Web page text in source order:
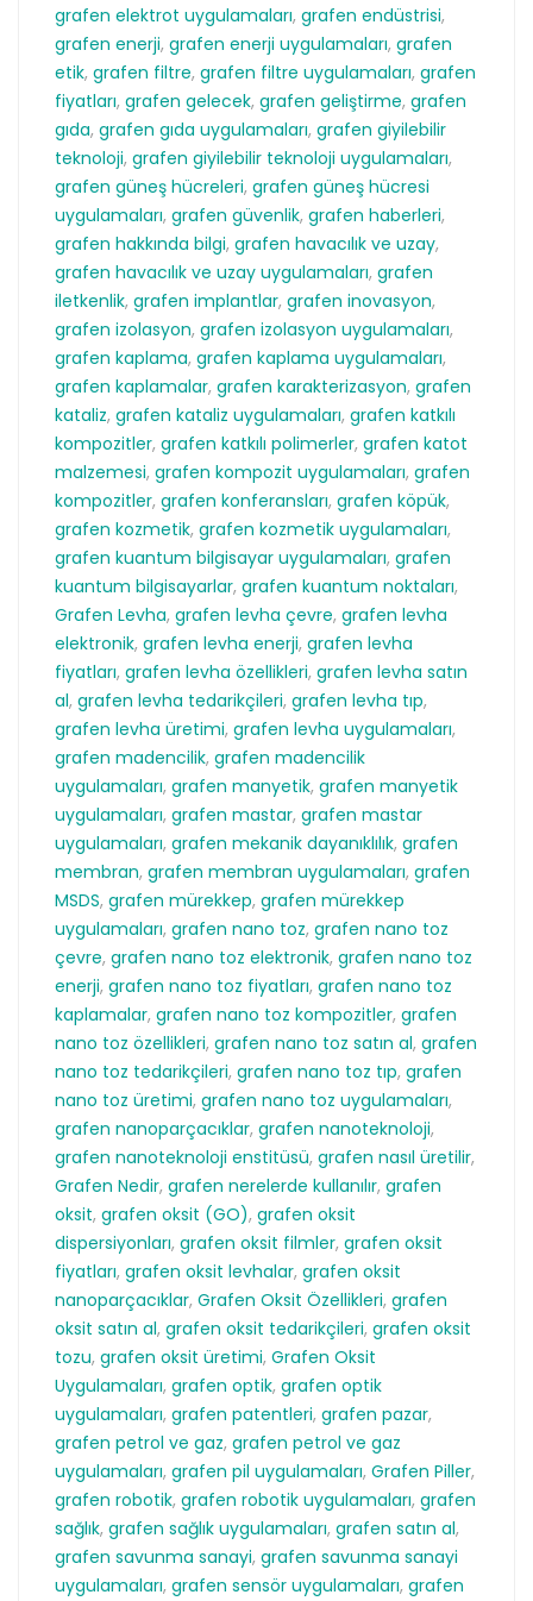
grafen elektrot uygulamaları, grafen endüstrisi,
grafen enerji, grafen enerji uygulamaları, grafen
etik, grafen filtre, grafen filtre uygulamaları, grafen
fiyatları, grafen gelecek, grafen geliştirme, grafen
gıda, grafen gıda uygulamaları, grafen giyilebilir
teknoloji, grafen giyilebilir teknoloji uygulamaları,
grafen güneş hücreleri, grafen güneş hücresi
uygulamaları, grafen güvenlik, grafen haberleri,
grafen hakkında bilgi, grafen havacılık ve uzay,
grafen havacılık ve uzay uygulamaları, grafen
iletkenlik, grafen implantlar, grafen inovasyon,
grafen izolasyon, grafen izolasyon uygulamaları,
grafen kaplama, grafen kaplama uygulamaları,
grafen kaplamalar, grafen karakterizasyon, grafen
kataliz, grafen kataliz uygulamaları, grafen katkılı
kompozitler, grafen katkılı polimerler, grafen katot
malzemesi, grafen kompozit uygulamaları, grafen
kompozitler, grafen konferansları, grafen köpük,
grafen kozmetik, grafen kozmetik uygulamaları,
grafen kuantum bilgisayar uygulamaları, grafen
kuantum bilgisayarlar, grafen kuantum noktaları,
Grafen Levha, grafen levha çevre, grafen levha
elektronik, grafen levha enerji, grafen levha
fiyatları, grafen levha özellikleri, grafen levha satın
al, grafen levha tedarikçileri, grafen levha tıp,
grafen levha üretimi, grafen levha uygulamaları,
grafen madencilik, grafen madencilik
uygulamaları, grafen manyetik, grafen manyetik
uygulamaları, grafen mastar, grafen mastar
uygulamaları, grafen mekanik dayanıklılık, grafen
membran, grafen membran uygulamaları, grafen
MSDS, grafen mürekkep, grafen mürekkep
uygulamaları, grafen nano toz, grafen nano toz
çevre, grafen nano toz elektronik, grafen nano toz
enerji, grafen nano toz fiyatları, grafen nano toz
kaplamalar, grafen nano toz kompozitler, grafen
nano toz özellikleri, grafen nano toz satın al, grafen
nano toz tedarikçileri, grafen nano toz tıp, grafen
nano toz üretimi, grafen nano toz uygulamaları,
grafen nanoparçacıklar, grafen nanoteknoloji,
grafen nanoteknoloji enstitüsü, grafen nasıl üretilir,
Grafen Nedir, grafen nerelerde kullanılır, grafen
oksit, grafen oksit (GO), grafen oksit
dispersiyonları, grafen oksit filmler, grafen oksit
fiyatları, grafen oksit levhalar, grafen oksit
nanoparçacıklar, Grafen Oksit Özellikleri, grafen
oksit satın al, grafen oksit tedarikçileri, grafen oksit
tozu, grafen oksit üretimi, Grafen Oksit
Uygulamaları, grafen optik, grafen optik
uygulamaları, grafen patentleri, grafen pazar,
grafen petrol ve gaz, grafen petrol ve gaz
uygulamaları, grafen pil uygulamaları, Grafen Piller,
grafen robotik, grafen robotik uygulamaları, grafen
sağlık, grafen sağlık uygulamaları, grafen satın al,
grafen savunma sanayi, grafen savunma sanayi
uygulamaları, grafen sensör uygulamaları, grafen